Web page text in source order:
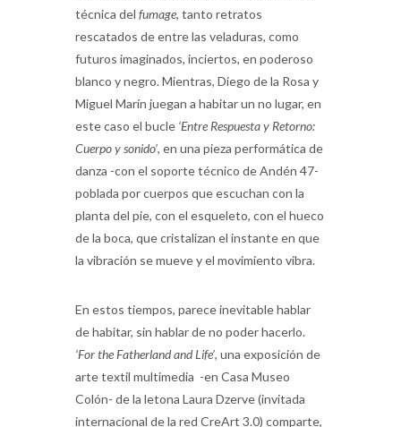
técnica del fumage, tanto retratos
rescatados de entre las veladuras, como
futuros imaginados, inciertos, en poderoso
blanco y negro. Mientras, Diego de la Rosa y
Miguel Marín juegan a habitar un no lugar, en
este caso el bucle ‘Entre Respuesta y Retorno:
Cuerpo y sonido’, en una pieza performática de
danza -con el soporte técnico de Andén 47-
poblada por cuerpos que escuchan con la
planta del pie, con el esqueleto, con el hueco
de la boca, que cristalizan el instante en que
la vibración se mueve y el movimiento vibra.
En estos tiempos, parece inevitable hablar
de habitar, sin hablar de no poder hacerlo.
‘For the Fatherland and Life’, una exposición de
arte textil multimedia -en Casa Museo
Colón- de la letona Laura Dzerve (invitada
internacional de la red CreArt 3.0) comparte,